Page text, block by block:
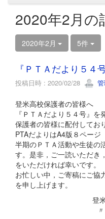
2020年2月の
2020年2月 5件
『ＰＴＡだより５４
投稿日時 : 2020/02/28
登米高校保護者の皆様へ
『ＰＴＡだより５４号』
保護者の皆様に配付してお
PTAだよりはA4版８ペー
半期のＰＴＡ活動や生徒の
す。是非，ご一読いただき
をいただければ幸いです。
お忙しい中，ご寄稿にご協
を申し上げます。
登
〃